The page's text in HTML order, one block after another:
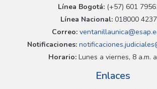
Línea Bogotá:(+57) 601
Línea Nacional: 018000
Correo:
Notificaciones:
Horario:Lunes a viernes, 8 a.m.
Enlaces